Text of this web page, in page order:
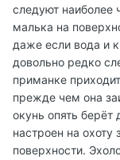
следуют наиболее
малька на
даже если вода и
довольно редко
приманке
прежде чем она
окунь опять берёт
настроен на
поверхности.